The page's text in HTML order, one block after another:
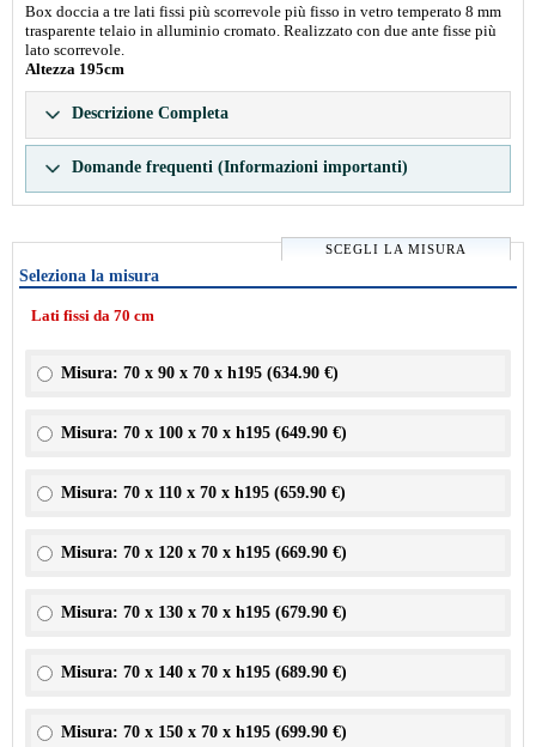
Box doccia a tre lati fissi più scorrevole più fisso in vetro temperato 8 mm
trasparente telaio in alluminio cromato. Realizzato con due ante fisse più
lato scorrevole.
Altezza 195cm
Descrizione Completa
Domande frequenti (Informazioni importanti)
SCEGLI LA MISURA
Seleziona la misura
Lati fissi da 70 cm
Misura: 70 x 90 x 70 x h195 (634.90 €)
Misura: 70 x 100 x 70 x h195 (649.90 €)
Misura: 70 x 110 x 70 x h195 (659.90 €)
Misura: 70 x 120 x 70 x h195 (669.90 €)
Misura: 70 x 130 x 70 x h195 (679.90 €)
Misura: 70 x 140 x 70 x h195 (689.90 €)
Misura: 70 x 150 x 70 x h195 (699.90 €)